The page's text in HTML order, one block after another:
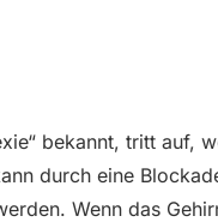
bekannt, tritt auf,
durch eine
Wenn das